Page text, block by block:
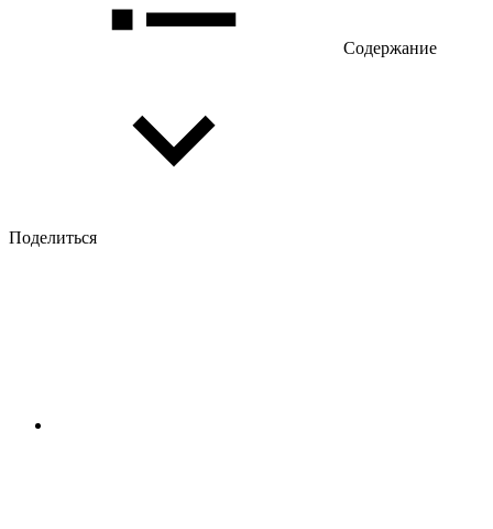
Содержание
Поделиться